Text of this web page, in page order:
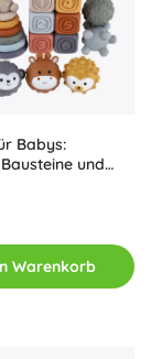
Babys:
und
tlg.
Warenkorb